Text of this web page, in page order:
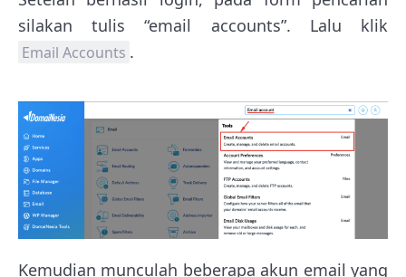
silakan tulis “email accounts”. Lalu klik
Email Accounts .
Kemudian munculah beberapa akun email yang